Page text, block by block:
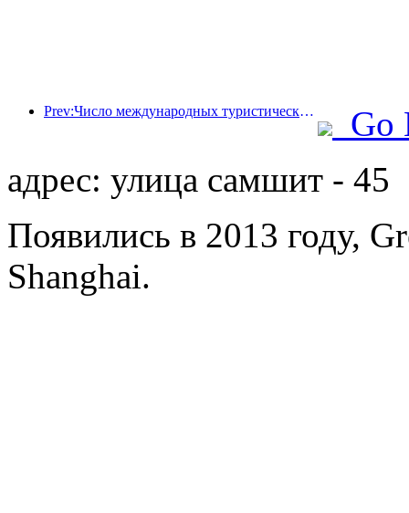
Prev:Число международных туристических прибытий в мире в первой половине года увеличилось на 5% в годовом исчислении
Go
адрес: улица самшит - 45
Появились в 2013 году,
Shanghai.